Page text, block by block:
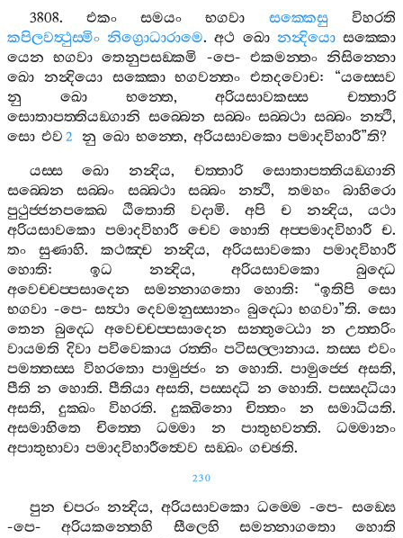
3808. එකං සමයං භගවා සක‍්කෙසු
විහරති
කපිලවත්‍ථුස‍්මිං නිග්‍රොධාරාමෙ.අථ ඛො නන්‍දියො සක‍්කො
යෙන භගවා තෙනුපසඞ‍්කමි -පෙ- එකමන‍්තං නිසින‍්නො
ඛො නන්‍දියො සක‍්කො භගවන‍්තං එතදවොච: “යස‍්සෙව
නු
ඛො භන‍්තෙ,අරියසාවකස‍්ස
චත‍්තාරි
සොතාපත‍්තියඞ‍්ගානි සබ‍්බෙන සබ‍්බං සබ‍්බථා සබ‍්බං නත්‍ථි,
සො එව 2 නු ඛො භන‍්තෙ, අරියසාවකො පමාදවිහාරී”ති?
යස‍්ස
ඛො නන්‍දිය,චත‍්තාරි
සොතාපත‍්තියඞ‍්ගානි
සබ‍්බෙන
සබ‍්බං සබ‍්බථා සබ‍්බං නත්‍ථි, තමහං
බාහිරො
පුථුජ‍්ජනපක‍්ඛෙ
ඨිතොති වදාමි. අපි ච නන්‍දිය, යථා
අරියසාවකො පමාදවිහාරී චෙව හොති අප‍්පමාදවිහාරී ච.
තං
සුණාහි. කථඤ‍්ච නන්‍දිය,අරියසාවකො
පමාදවිහාරී
හොති: ඉධ නන්‍දිය,අරියසාවකො
බුද‍්ධෙ
අවෙච‍්චප‍්පසාදෙන
සමන‍්නාගතො හොති: “ඉතිපි
සො
භගවා -පෙ-සත්‍ථා දෙවමනුස‍්සානං බුද‍්ධො භගවා”ති.සො
තෙන
බුද‍්ධෙ අවෙච‍්චප‍්පසාදෙන සන‍්තුට‍්ඨො න
උත‍්තරිං
වායමති දිවා පවිවෙකාය රත‍්තිං පටිසල‍්ලානාය.තස‍්ස එවං
පමත‍්තස‍්ස විහරතො පාමුජ‍්ජං න හොති.පාමුජ‍්ජෙ අසති,
පීති න හොති. පීතියා අසති,පස‍්සද‍්ධි න හොති. පස‍්සද‍්ධියා
අසති,දුක‍්ඛං විහරති. දුක‍්ඛිනො චිත‍්තං න සමාධියති.
අසමාහිතෙ
චිත‍්තෙ ධම‍්මා න පාතුභවන‍්ති.ධම‍්මානං
අපාතුභාවා පමාදවිහාරීත්‍වෙව සඞ‍්ඛං ගච‍්ඡති.
230
පුන චපරං නන්‍දිය,අරියසාවකො ධම‍්මෙ -පෙ-සඞ‍්ඝෙ
-පෙ-අරියකන‍්තෙහි සීලෙහි සමන‍්නාගතො
හොති